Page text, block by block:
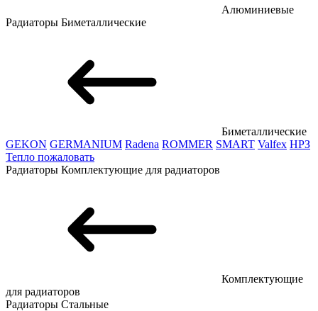
Алюминиевые
Радиаторы Биметаллические
Биметаллические
GEKON GERMANIUM Radena ROMMER SMART Valfex НРЗ
Тепло пожаловать
Радиаторы Комплектующие для радиаторов
Комплектующие
для радиаторов
Радиаторы Стальные